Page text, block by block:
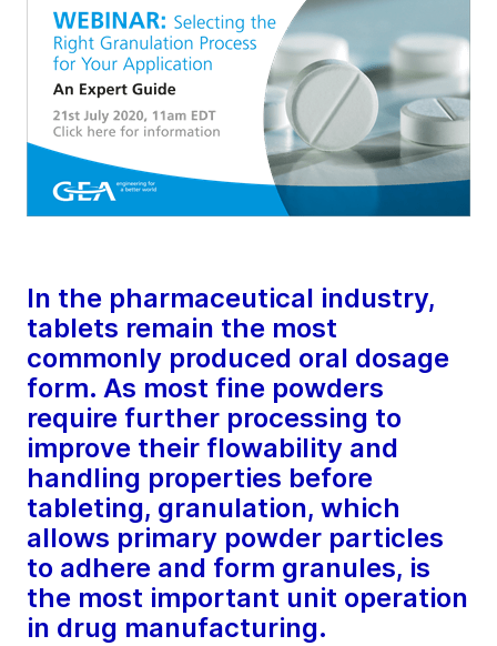
In the pharmaceutical industry,
tablets remain the most
commonly produced oral dosage
form. As most fine powders
require further processing to
improve their flowability and
handling properties before
tableting, granulation, which
allows primary powder particles
to adhere and form granules, is
the most important unit operation
in drug manufacturing.